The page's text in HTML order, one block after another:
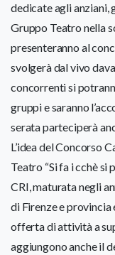
dedicate agli anziani,
Gruppo Teatro nella
presenteranno al
svolgerà dal vivo
concorrenti si
gruppi e saranno
serata parteciperà
L’idea del Concorso
Teatro “Si fa i cchè si
CRI, maturata negli
di Firenze e
offerta di attività a
aggiungono anche il